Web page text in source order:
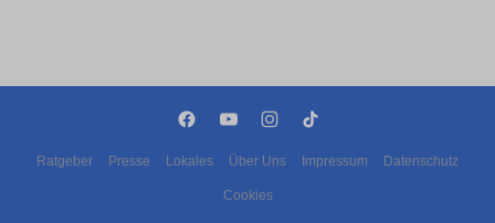
Ratgeber Presse Lokales Über Uns Impressum Datenschutz
Cookies